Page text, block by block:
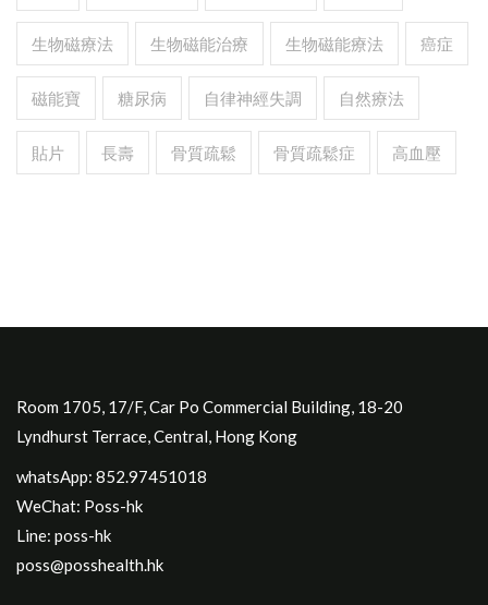
生物磁療法 生物磁能治療 生物磁能療法 癌症
磁能寶 糖尿病 自律神經失調 自然療法
貼片 長壽 骨質疏鬆 骨質疏鬆症 高血壓
Room 1705, 17/F, Car Po Commercial Building, 18-20
Lyndhurst Terrace, Central, Hong Kong
whatsApp: 852.97451018
WeChat: Poss-hk
Line: poss-hk
poss@posshealth.hk